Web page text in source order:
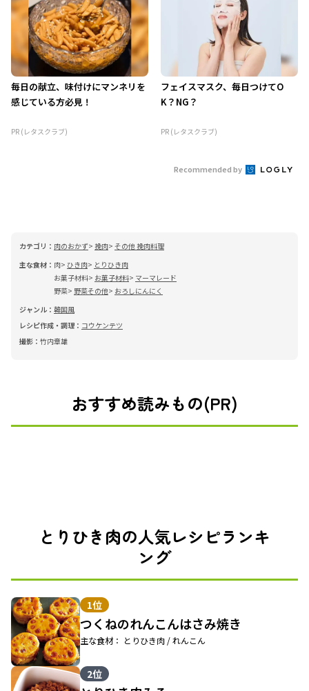
毎日の献立、味付けにマンネリを
感じている方必見！
PR (レタスクラブ)
フェイスマスク、毎日つけてO
K？NG？
PR (レタスクラブ)
Recommended by
カテゴリ： 肉のおかず 挽肉 その他 挽肉料理
主な食材： 肉 ひき肉
とりひき肉
お菓子材料
お菓子材料
マーマレード
野菜
野菜その他
おろしにんにく
ジャンル： 韓国風
レシピ作成・調理： コウケンテツ
撮影： 竹内章雄
おすすめ読みもの(PR)
とりひき肉の人気レシピランキ
ング
1位
つくねのれんこんはさみ焼き
主な食材： とりひき肉 / れんこん
2位